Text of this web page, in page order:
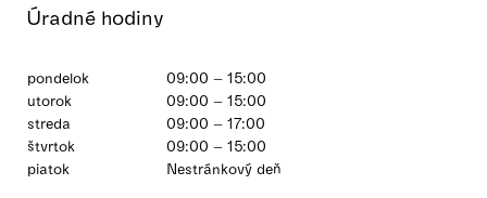
Úradné hodiny
pondelok
09:00 – 15:00
utorok
09:00 – 15:00
streda
09:00 – 17:00
štvrtok
09:00 – 15:00
piatok
Nestránkový deň